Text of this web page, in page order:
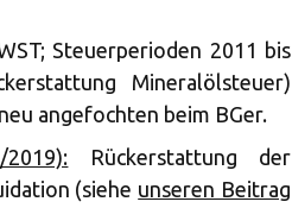
Steuerperioden 2011 bis
Mineralölsteuer)
angefochten beim BGer.
Rückerstattung der
(siehe unseren Beitrag